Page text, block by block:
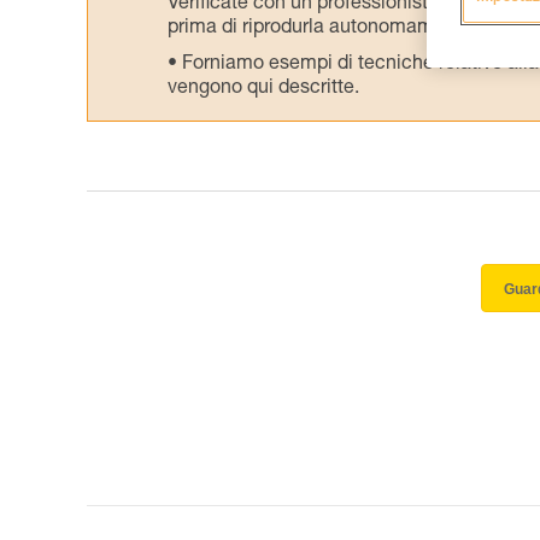
Verificate con un professionista la vostra
prima di riprodurla autonomamente.
Forniamo esempi di tecniche relative
vengono qui descritte.